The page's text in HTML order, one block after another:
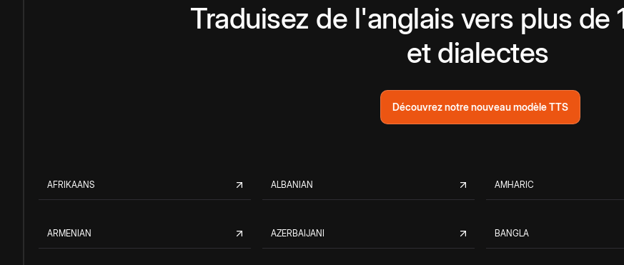
Traduisez de l'anglais vers plus de
et dialectes
Découvrez notre nouveau modèle TTS
AFRIKAANS ALBANIAN AMHARIC
ARMENIAN AZERBAIJANI BANGLA